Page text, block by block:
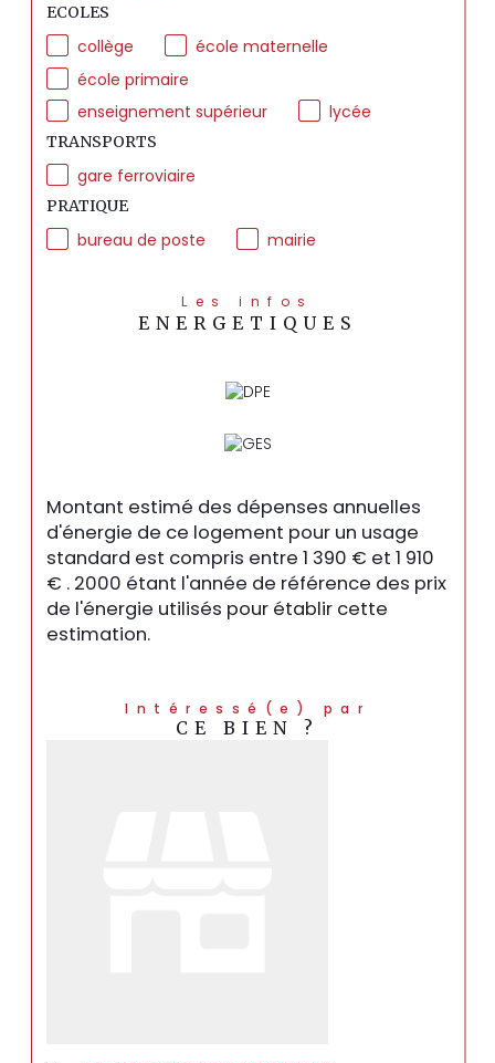
ECOLES
collège
école maternelle
école primaire
enseignement supérieur
lycée
TRANSPORTS
gare ferroviaire
PRATIQUE
bureau de poste mairie
Les infos
ENERGETIQUES
Montant estimé des dépenses annuelles
d'énergie de ce logement pour un usage
standard est compris entre 1 390 € et 1 910
€ . 2000 étant l'année de référence des prix
de l'énergie utilisés pour établir cette
estimation.
Intéressé(e) par
CE BIEN ?